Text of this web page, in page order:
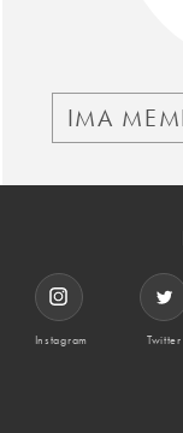
IMA
Instagram Twitter